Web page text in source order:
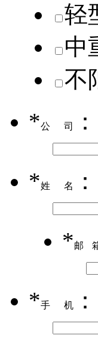
轻
中
不
*公司 ：
*姓名 ：
*邮
*手机 ：